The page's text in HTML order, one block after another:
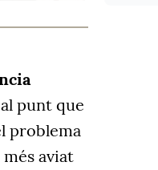
punt que
problema
aviat